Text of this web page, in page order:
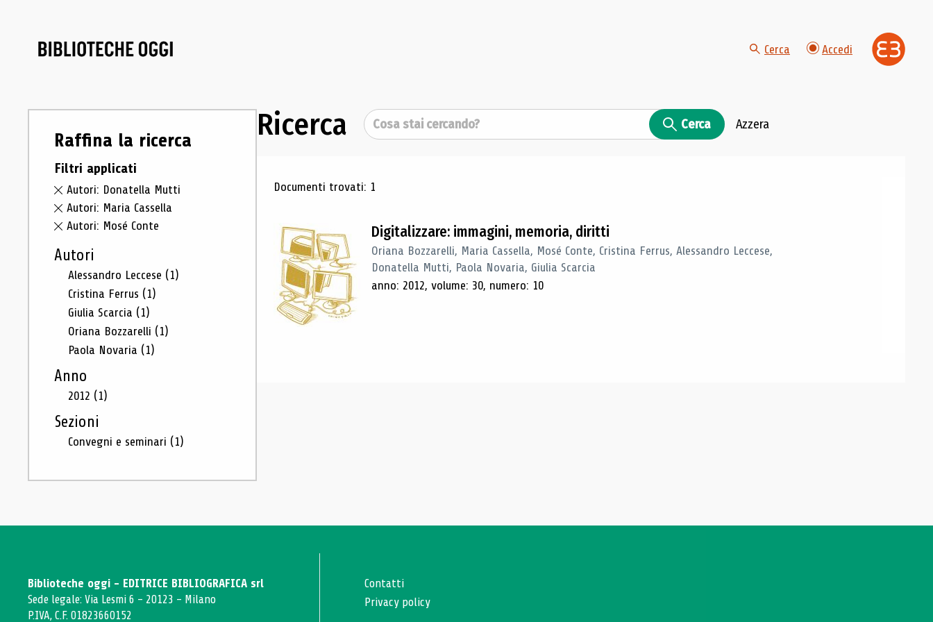
Cerca Accedi
Raffina la ricerca
Filtri applicati
Autori: Donatella Mutti
Autori: Maria Cassella
Autori: Mosé Conte
Autori
Alessandro Leccese (1)
Cristina Ferrus (1)
Giulia Scarcia (1)
Oriana Bozzarelli (1)
Paola Novaria (1)
Anno
2012 (1)
Sezioni
Convegni e seminari (1)
Ricerca Cerca Cerca Azzera
Risultati di ricerca
Documenti trovati: 1
Digitalizzare: immagini, memoria, diritti
Oriana Bozzarelli, Maria Cassella, Mosé Conte, Cristina Ferrus, Alessandro Leccese,
Donatella Mutti, Paola Novaria, Giulia Scarcia
anno: 2012, volume: 30, numero: 10
Biblioteche oggi - EDITRICE BIBLIOGRAFICA srl
Sede legale: Via Lesmi 6 - 20123 - Milano
P.IVA, C.F. 01823660152
Contatti
Privacy policy